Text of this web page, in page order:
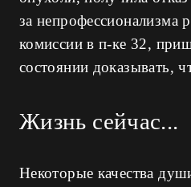
за непрофессионализма
комиссии в п-ке 32,
состоянии доказывать,
Жизнь сейчас...
Некоторые качества